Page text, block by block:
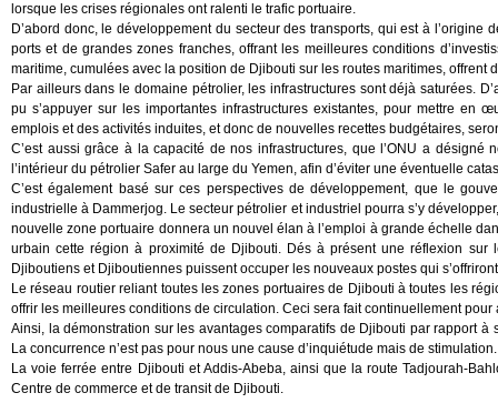
lorsque les crises régionales ont ralenti le trafic portuaire.
D’abord donc, le développement du secteur des transports, qui est à
ports et de grandes zones franches, offrant les meilleures conditions
maritime, cumulées avec la position de Djibouti sur les routes maritimes, offrent
Par ailleurs dans le domaine pétrolier, les infrastructures sont déjà saturées.
pu s’appuyer sur les importantes infrastructures existantes, pour mettre en
emplois et des activités induites, et donc de nouvelles recettes budgétaires,
C’est aussi grâce à la capacité de nos infrastructures, que l’ONU a
l’intérieur du pétrolier Safer au large du Yemen, afin d’éviter une éventuelle
C’est également basé sur ces perspectives de développement, que le
industrielle à Dammerjog. Le secteur pétrolier et industriel pourra s’y
nouvelle zone portuaire donnera un nouvel élan à l’emploi à grande échelle
urbain cette région à proximité de Djibouti. Dés à présent une réflexion
Djiboutiens et Djiboutiennes puissent occuper les nouveaux postes qui
Le réseau routier reliant toutes les zones portuaires de Djibouti à toutes les
offrir les meilleures conditions de circulation. Ceci sera fait continuellement
Ainsi, la démonstration sur les avantages comparatifs de Djibouti par rapport
La concurrence n’est pas pour nous une cause d’inquiétude mais de
La voie ferrée entre Djibouti et Addis-Abeba, ainsi que la route Tadjourah-
Centre de commerce et de transit de Djibouti.